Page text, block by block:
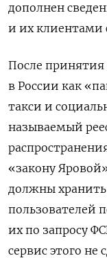
дополнен
и их клиентами
После принятия
в России как
такси и
называемый
«закону
должны хранить
пользователей
их по запросу
сервис этого не